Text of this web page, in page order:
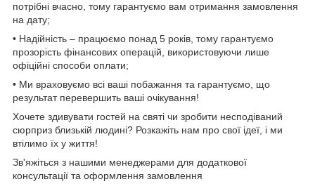
потрібні вчасно, тому гарантуємо вам отримання замовлення
на дату;
• Надійність – працюємо понад 5 років, тому гарантуємо
прозорість фінансових операцій, використовуючи лише
офіційні способи оплати;
• Ми враховуємо всі ваші побажання та гарантуємо, що
результат перевершить ваші очікування!
Хочете здивувати гостей на святі чи зробити несподіваний
сюрприз близькій людині? Розкажіть нам про свої ідеї, і ми
втілимо їх у життя!
Зв'яжіться з нашими менеджерами для додаткової
консультації та оформлення замовлення